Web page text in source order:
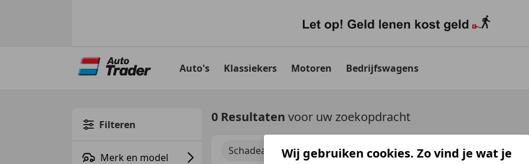
Auto's Klassiekers Motoren Bedrijfswagens
Filteren
Merk en model
0 Resultaten voor uw zoekopdracht
Schadeauto's tonenWij gebruiken cookies. Zo vind je wat je